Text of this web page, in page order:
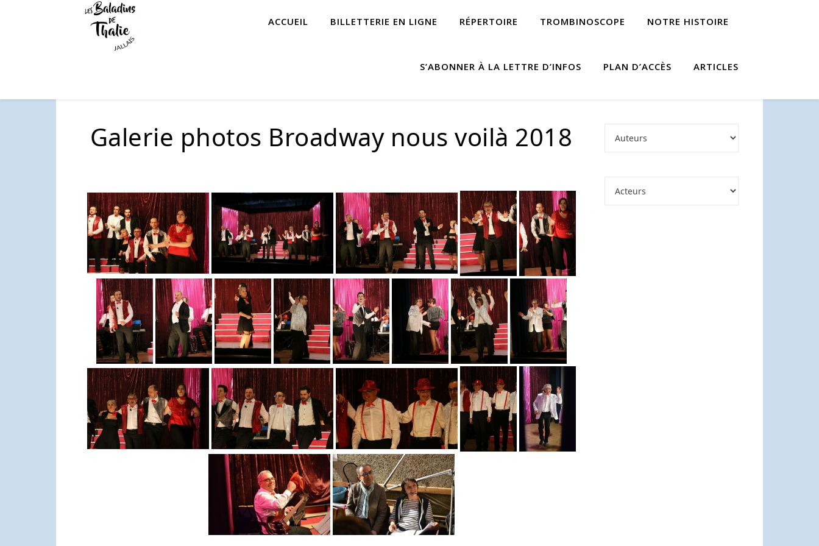
ACCUEIL BILLETTERIE EN LIGNE RÉPERTOIRE TROMBINOSCOPE NOTRE HISTOIRE
S’ABONNER À LA LETTRE D’INFOS PLAN D’ACCÈS ARTICLES
Galerie photos Broadway nous voilà 2018